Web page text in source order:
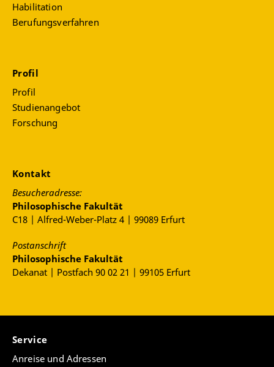
Habilitation
Berufungsverfahren
Profil
Profil
Studienangebot
Forschung
Kontakt
Besucheradresse:
Philosophische Fakultät
C18 | Alfred-Weber-Platz 4 | 99089 Erfurt
Postanschrift
Philosophische Fakultät
Dekanat | Postfach 90 02 21 | 99105 Erfurt
Service
Anreise und Adressen